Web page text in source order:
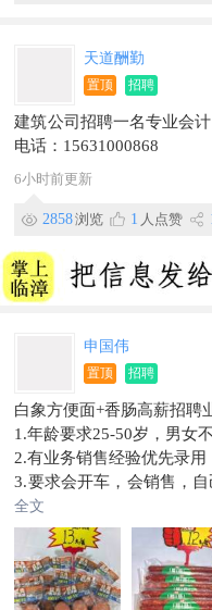
-提成：会员卡提成+顾客消
-奖金：节日加班奖金；
-福利：包住、加班补助、
天道酬勤
置顶 招聘
建筑公司招聘一名专业会
电话：15631000868
6小时前更新
2858浏览 1 人点赞
申国伟
置顶 招聘
白象方便面+香肠高薪招聘
1.年龄要求25-50岁，男女不
2.有业务销售经验优先录用
3.要求会开车，会销售，
肠产品。
4.工资底薪+高提成，每月
5.仓库位置：临漳县北环
白象方便面仓储店。
6.电话微信：18031066400
全文